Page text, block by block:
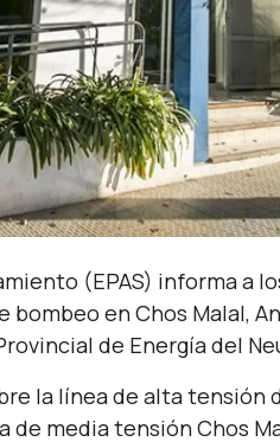
(EPAS) informa a
bombeo en Chos Malal,
de Energía del
la línea de alta
de media tensión Chos